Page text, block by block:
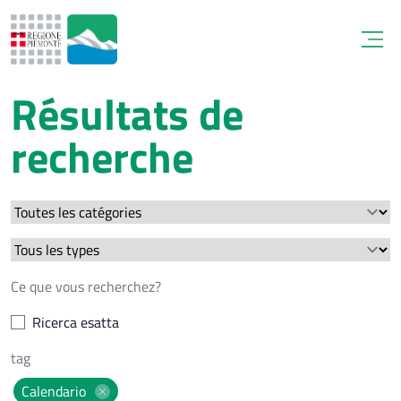
Résultats de
recherche
Ricerca esatta
Calendario